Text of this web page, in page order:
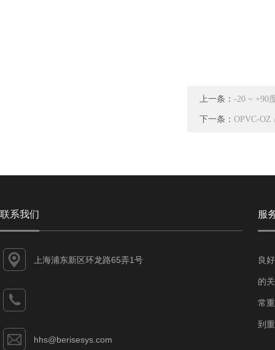
上一条： -20 ~ +90
下一条： OPVC-OZ
联系我们
上海浦东新区环龙路65弄1号
hhs@berisesys.com
服
良
的
常
到